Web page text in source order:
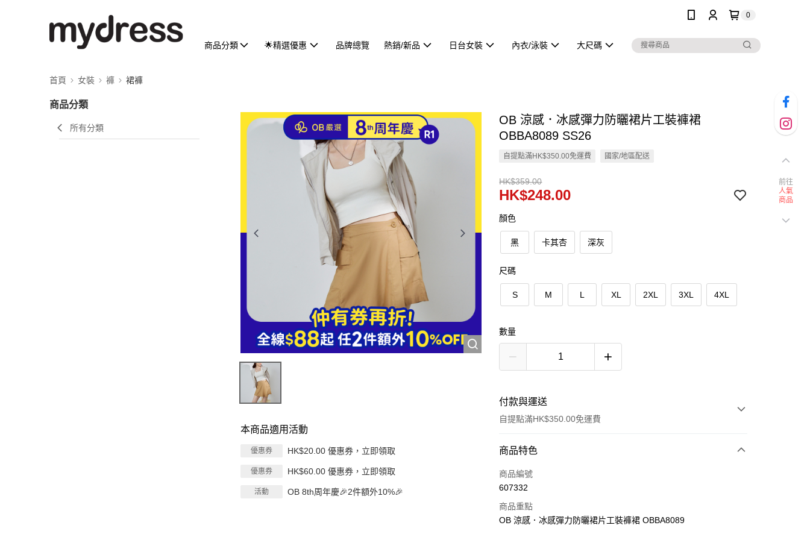
0
商品分類 🌟精選優惠 品牌總覽 熱銷/新品 日台女裝 內衣/泳裝 大尺碼
首頁 女裝 褲 裙褲
商品分類
所有分類
本商品適用活動
優惠券 HK$20.00 優惠券，立即領取
優惠券 HK$60.00 優惠券，立即領取
活動 OB 8th周年慶🎉2件額外10%🎉
OB 涼感．冰感彈力防曬裙片工裝褲裙
OBBA8089 SS26
自提點滿HK$350.00免運費 國家/地區配送
HK$359.00
HK$248.00
顏色
黑 卡其杏 深灰
尺碼
S M L XL 2XL 3XL 4XL
數量
付款與運送
自提點滿HK$350.00免運費
付款方式
信用卡
AlipayHK
商品特色
商品編號
607332
商品重點
OB 涼感．冰感彈力防曬裙片工裝褲裙 OBBA8089
前往
人氣
商品